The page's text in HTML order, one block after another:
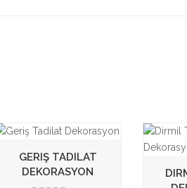
GERIŞ TADILAT
DEKORASYON